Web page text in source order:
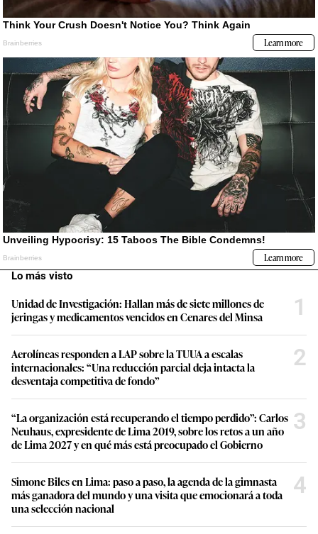
Lo más visto
Unidad de Investigación: Hallan más de siete millones de
jeringas y medicamentos vencidos en Cenares del Minsa
1
Aerolíneas responden a LAP sobre la TUUA a escalas
internacionales: “Una reducción parcial deja intacta la
desventaja competitiva de fondo”
2
“La organización está recuperando el tiempo perdido”: Carlos
Neuhaus, expresidente de Lima 2019, sobre los retos a un año
de Lima 2027 y en qué más está preocupado el Gobierno
3
Simone Biles en Lima: paso a paso, la agenda de la gimnasta
más ganadora del mundo y una visita que emocionará a toda
una selección nacional
4